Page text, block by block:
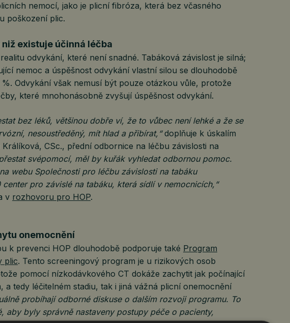
nemocí, jako je plicní fibróza, která bez včasného
poškození plic.
existuje účinná léčba
odvykání, které není snadné. Tabáková závislost je silná;
nemoc a úspěšnost odvykání vlastní silou se dlouhodobě
Odvykání však nemusí být pouze otázkou vůle, protože
které mnohonásobně zvyšují úspěšnost odvykání.
bez léků, většinou dobře ví, že to vůbec není lehké a že se
nesoustředěný, mít hlad a přibírat,“doplňuje k úskalím
CSc., přední odbornice na léčbu závislosti na
svépomocí, měl by kuřák vyhledat odbornou pomoc.
webu Společnosti pro léčbu závislosti na tabáku
pro závislé na tabáku, která sídlí v nemocnicích,“
v rozhovoru pro HOP.
onemocnění
k prevenci HOP dlouhodobě podporuje také Program
plic. Tento screeningový program je u rizikových osob
pomocí nízkodávkového CT dokáže zachytit jak počínající
a tedy léčitelném stadiu, tak i jiná vážná plicní onemocnění
probíhají odborné diskuse o dalším rozvoji programu. To
aby byly správně nastaveny postupy péče o pacienty,